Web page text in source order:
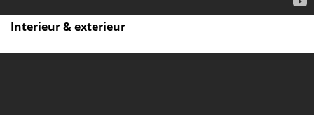
Interieur & exterieur